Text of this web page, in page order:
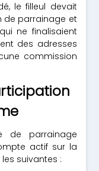
le filleul devait
de parrainage et
ne finalisaient
des adresses
commission
de parrainage
actif sur la
suivantes :